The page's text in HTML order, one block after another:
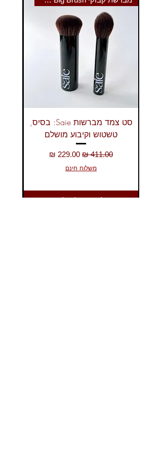
מהפודרה הרגילה?
ת: הפורמולה היא אותה פורמולה
עטורת הפרסים שכולנו אוהבות,
אך המארז החגיגי (כפי שניתן
לראות ב-3_3.jpg) הופך אותה
לפריט אספנות יוקרתי.
סט צמד מברשות Saie: בסיס,
טשטוש וקיבוע מושלם
מחיר רגיל מחיר מבצע
משלוח חינם
להוסיף לעגלה